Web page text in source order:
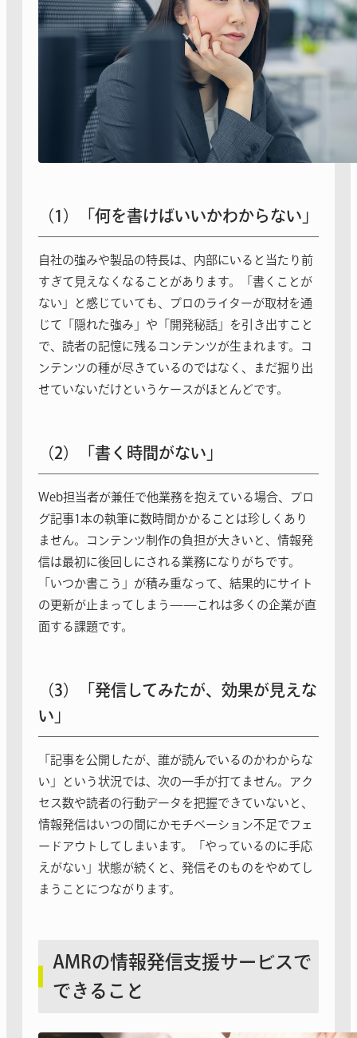
（1）「何を書けばいいかわからない」
自社の強みや製品の特長は、内部にいると当たり前
すぎて見えなくなることがあります。「書くことが
ない」と感じていても、プロのライターが取材を通
じて「隠れた強み」や「開発秘話」を引き出すこと
で、読者の記憶に残るコンテンツが生まれます。コ
ンテンツの種が尽きているのではなく、まだ掘り出
せていないだけというケースがほとんどです。
（2）「書く時間がない」
Web担当者が兼任で他業務を抱えている場合、ブロ
グ記事1本の執筆に数時間かかることは珍しくあり
ません。コンテンツ制作の負担が大きいと、情報発
信は最初に後回しにされる業務になりがちです。
「いつか書こう」が積み重なって、結果的にサイト
の更新が止まってしまう——これは多くの企業が直
面する課題です。
（3）「発信してみたが、効果が見えな
い」
「記事を公開したが、誰が読んでいるのかわからな
い」という状況では、次の一手が打てません。アク
セス数や読者の行動データを把握できていないと、
情報発信はいつの間にかモチベーション不足でフェ
ードアウトしてしまいます。「やっているのに手応
えがない」状態が続くと、発信そのものをやめてし
まうことにつながります。
AMRの情報発信支援サービスで
できること